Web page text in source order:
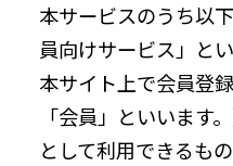
本サービスのうち以
員向けサービス」と
本サイト上で会員登
「会員」といいます
として利用できるもの